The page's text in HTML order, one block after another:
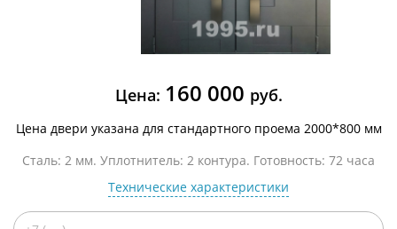
Цена: 160 000 руб.
Цена двери указана для стандартного проема 2000*800 мм
Сталь: 2 мм. Уплотнитель: 2 контура. Готовность: 72 часа
Технические характеристики